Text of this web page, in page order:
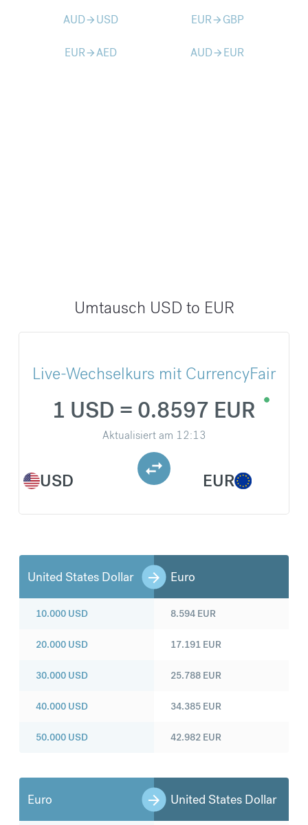
AUDarrow_forward USD EURarrow_forward GBP
EURarrow_forwardAED AUDarrow_forward EUR
Umtausch USD to EUR
Live-Wechselkurs mit CurrencyFair
USD
1 USD = 0.8597 EUR
Aktualisiert am 12:13
EUR
United States Dollar Euro
10.000 USD
20.000 USD
30.000 USD
40.000 USD
50.000 USD
8.594 EUR
17.191 EUR
25.788 EUR
34.385 EUR
42.982 EUR
Euro United States Dollar